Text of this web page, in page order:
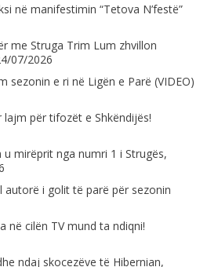
në manifestimin “Tetova N’festë”
me Struga Trim Lum zhvillon
07/2026
sezonin e ri në Ligën e Parë (VIDEO)
për tifozët e Shkëndijës!
u mirëprit nga numri 1 i Strugës,
autorë i golit të parë për sezonin
në cilën TV mund ta ndiqni!
ndaj skocezëve të Hibernian,